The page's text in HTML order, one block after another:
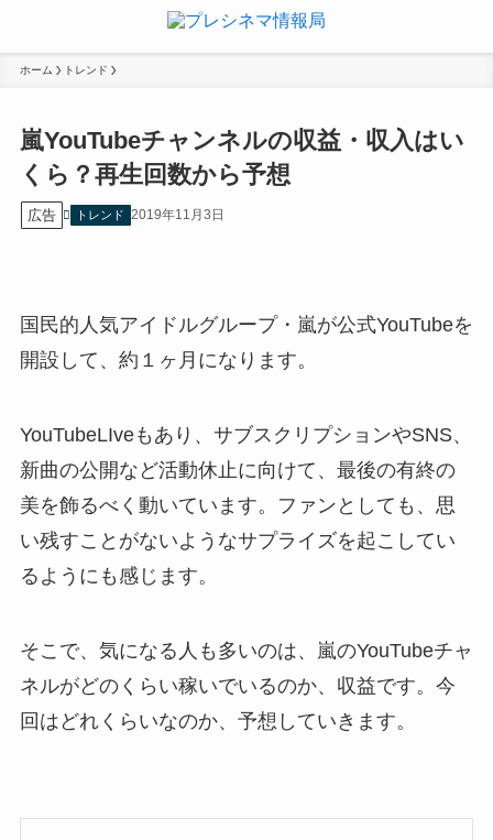
ホーム トレンド
嵐YouTubeチャンネルの収益・収入はい
くら？再生回数から予想
広告 トレンド 2019年11月3日
国民的人気アイドルグループ・嵐が公式YouTubeを
開設して、約１ヶ月になります。
YouTubeLIveもあり、サブスクリプションやSNS、
新曲の公開など活動休止に向けて、最後の有終の
美を飾るべく動いています。ファンとしても、思
い残すことがないようなサプライズを起こしてい
るようにも感じます。
そこで、気になる人も多いのは、嵐のYouTubeチャ
ネルがどのくらい稼いでいるのか、収益です。今
回はどれくらいなのか、予想していきます。